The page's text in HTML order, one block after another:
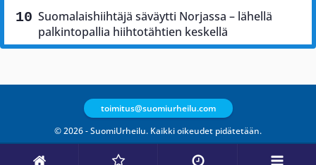
Suomalaishiihtäjä säväytti Norjassa – lähellä
palkintopallia hiihtotähtien keskellä
© 2026 - SuomiUrheilu. Kaikki oikeudet pidätetään.
toimitus@suomiurheilu.com